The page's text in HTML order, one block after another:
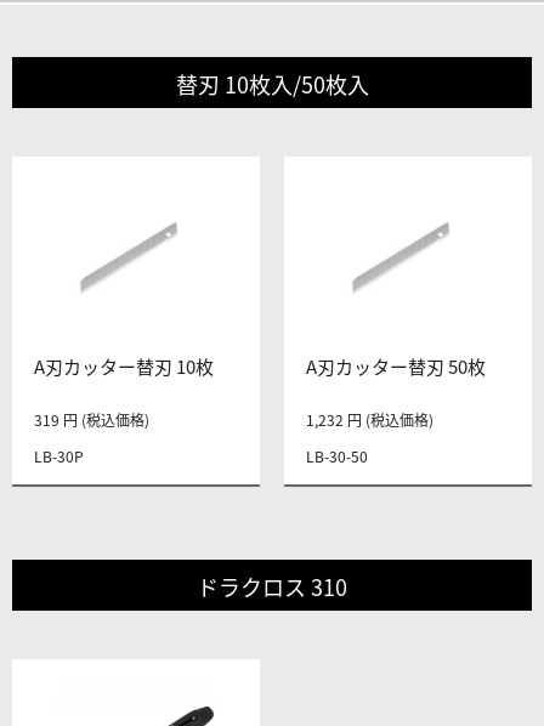
替刃 10枚入/50枚入
A刃カッター替刃 10枚
LB-30P
319 円 (税込価格)
A刃カッター替刃 50枚
LB-30-50
1,232 円 (税込価格)
ドラクロス 310